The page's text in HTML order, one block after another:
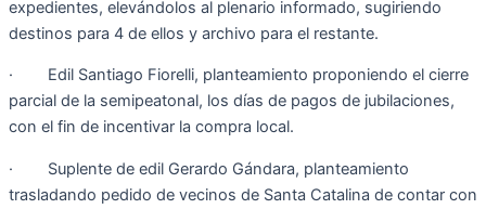
expedientes, elevándolos al plenario informado, sugiriendo
destinos para 4 de ellos y archivo para el restante.
· Edil Santiago Fiorelli, planteamiento proponiendo el cierre
parcial de la semipeatonal, los días de pagos de jubilaciones,
con el fin de incentivar la compra local.
· Suplente de edil Gerardo Gándara, planteamiento
trasladando pedido de vecinos de Santa Catalina de contar con